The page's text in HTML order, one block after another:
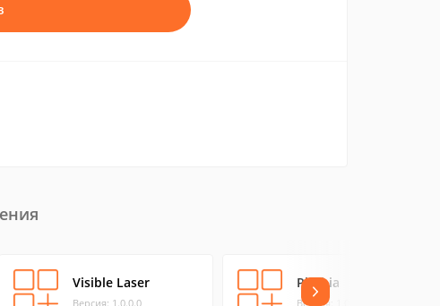
Visible Laser
Версия: 1.0.0.0
Phobia
Версия: 1.0.0.0